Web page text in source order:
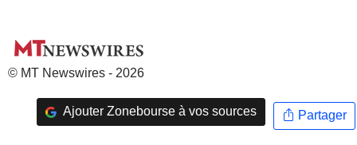
© MT Newswires - 2026
Ajouter Zonebourse à vos sources Partager